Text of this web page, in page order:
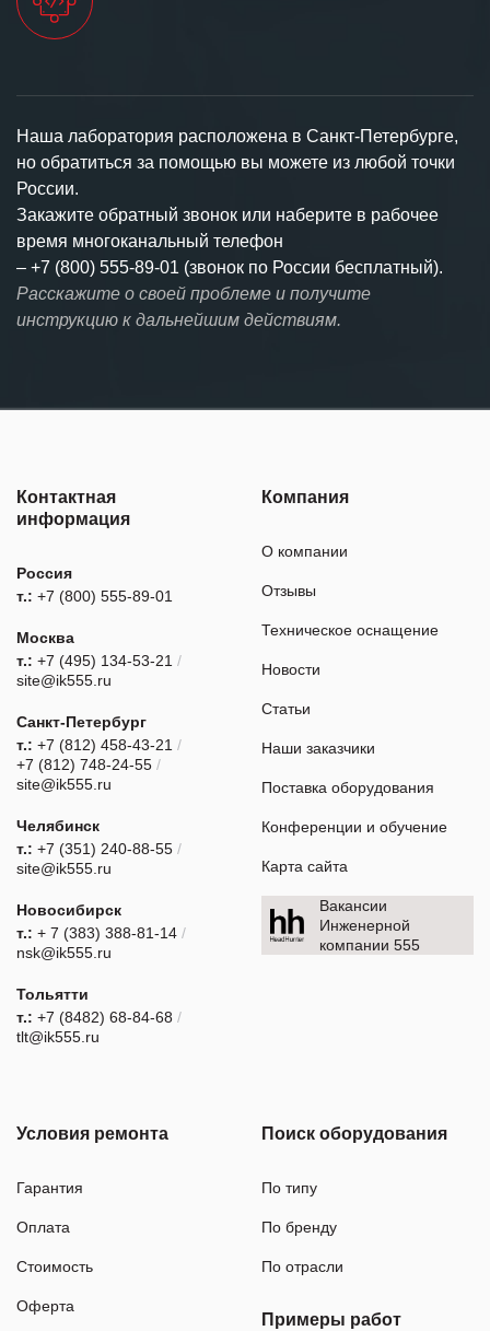
Наша лаборатория расположена в Санкт-Петербурге,
но обратиться за помощью вы можете из любой точки
России.
Закажите обратный звонок или наберите в рабочее
время многоканальный телефон
– +7 (800) 555-89-01 (звонок по России бесплатный).
Расскажите о своей проблеме и получите
инструкцию к дальнейшим действиям.
Контактная
информация
Россия
т.: +7 (800) 555-89-01
Москва
т.: +7 (495) 134-53-21 /
site@ik555.ru
Санкт-Петербург
т.: +7 (812) 458-43-21 /
+7 (812) 748-24-55 /
site@ik555.ru
Челябинск
т.: +7 (351) 240-88-55 /
site@ik555.ru
Новосибирск
т.: + 7 (383) 388-81-14 /
nsk@ik555.ru
Тольятти
т.: +7 (8482) 68-84-68 /
tlt@ik555.ru
Компания
О компании
Отзывы
Техническое оснащение
Новости
Статьи
Наши заказчики
Поставка оборудования
Конференции и обучение
Карта сайта
Вакансии
Инженерной
компании 555
Условия ремонта
Гарантия
Оплата
Стоимость
Оферта
Поиск оборудования
По типу
По бренду
По отрасли
Примеры работ